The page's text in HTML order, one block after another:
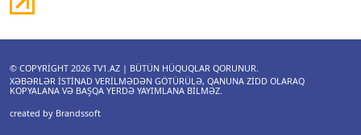
© COPYRIGHT 2026 TV1.AZ | BÜTÜN HÜQUQLAR QORUNUR.
XƏBƏRLƏR ISTINAD VERILMƏDƏN GÖTÜRÜLƏ, QANUNA ZIDD OLARAQ
KOPYALANA VƏ BAŞQA YERDƏ YAYIMLANA BILMƏZ.
created by Brandssoft